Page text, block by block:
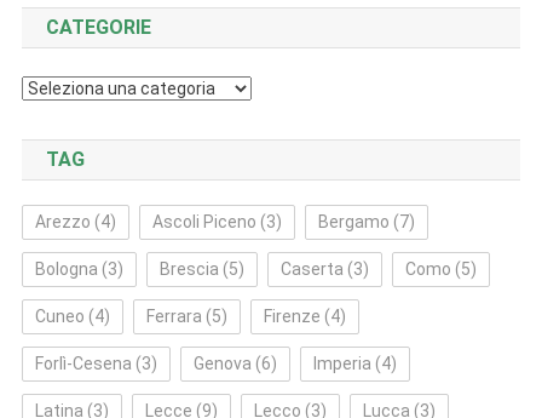
CATEGORIE
Categorie
TAG
Arezzo (4) Ascoli Piceno (3) Bergamo (7)
Bologna (3) Brescia (5) Caserta (3) Como (5)
Cuneo (4) Ferrara (5) Firenze (4)
Forlì‑Cesena (3) Genova (6) Imperia (4)
Latina (3) Lecce (9) Lecco (3) Lucca (3)